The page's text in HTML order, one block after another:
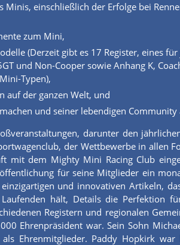
Minis, einschließlich der Erfolge bei
zum Mini,
(Derzeit gibt es 17 Register, eines
und Non-Cooper sowie Anhang K,
Typen),
auf der ganzen Welt, und
und seiner lebendigen Community
darunter den
der Wettbewerbe in allen
mit dem Mighty Mini Racing Club
für seine Mitglieder ein
und innovativen Artikeln,
hält, Details die Perfektion
Registern und regionalen
Ehrenpräsident war. Sein Sohn
Ehrenmitglieder. Paddy Hopkirk